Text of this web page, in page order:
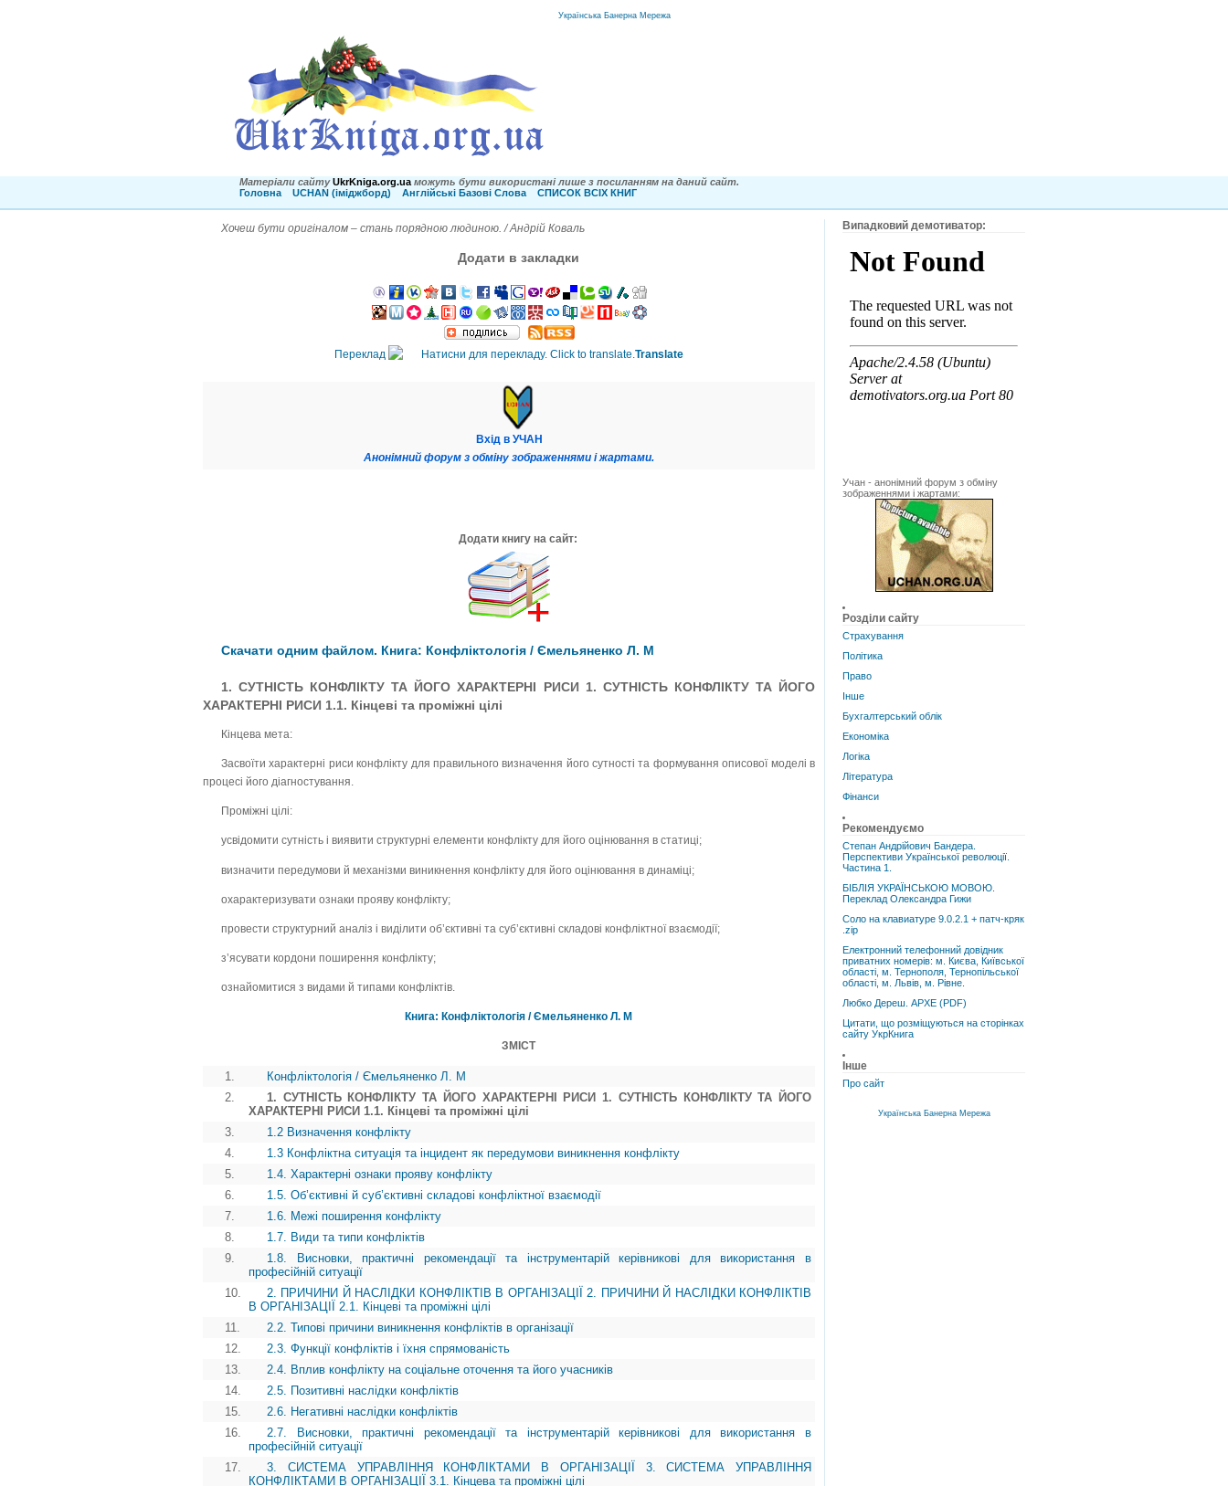
Українська Банерна Мережа
Матеріали сайту UkrKniga.org.ua можуть бути використані лише з посиланням на даний сайт.
Головна
UCHAN (іміджборд) Англійські Базові Слова СПИСОК ВСІХ КНИГ
Хочеш бути оригіналом – стань порядною людиною. / Андрій Коваль
Додати в закладки
Переклад Translate
Вхід в УЧАН
Анонімний форум з обміну зображеннями і жартами.
Додати книгу на сайт:
Скачати одним файлом. Книга: Конфліктологія / Ємельяненко Л. М
1. СУТНІСТЬ КОНФЛІКТУ ТА ЙОГО ХАРАКТЕРНІ РИСИ 1. СУТНІСТЬ КОНФЛІКТУ ТА ЙОГО
ХАРАКТЕРНІ РИСИ 1.1. Кінцеві та проміжні цілі
Кінцева мета:
Засвоїти характерні риси конфлікту для правильного визначення його сутності та формування описової моделі в
процесі його діагностування.
Проміжні цілі:
усвідомити сутність і виявити структурні елементи конфлікту для його оцінювання в статиці;
визначити передумови й механізми виникнення конфлікту для його оцінювання в динаміці;
охарактеризувати ознаки прояву конфлікту;
провести структурний аналіз і виділити об’єктивні та суб’єктивні складові конфліктної взаємодії;
з’ясувати кордони поширення конфлікту;
ознайомитися з видами й типами конфліктів.
Книга: Конфліктологія / Ємельяненко Л. М
ЗМІСТ
1.
Конфліктологія / Ємельяненко Л. М
2.
1. СУТНІСТЬ КОНФЛІКТУ ТА ЙОГО ХАРАКТЕРНІ РИСИ 1. СУТНІСТЬ КОНФЛІКТУ ТА ЙОГО
ХАРАКТЕРНІ РИСИ 1.1. Кінцеві та проміжні цілі
3.
1.2 Визначення конфлікту
4.
1.3 Конфліктна ситуація та інцидент як передумови виникнення конфлікту
5.
1.4. Характерні ознаки прояву конфлікту
6.
1.5. Об’єктивні й суб’єктивні складові конфліктної взаємодії
7.
1.6. Межі поширення конфлікту
8.
1.7. Види та типи конфліктів
9.
1.8. Висновки, практичні рекомендації та інструментарій керівникові для використання в
професійній ситуації
10.
2. ПРИЧИНИ Й НАСЛІДКИ КОНФЛІКТІВ В ОРГАНІЗАЦІЇ 2. ПРИЧИНИ Й НАСЛІДКИ КОНФЛІКТІВ
В ОРГАНІЗАЦІЇ 2.1. Кінцеві та проміжні цілі
11.
2.2. Типові причини виникнення конфліктів в організації
12.
2.3. Функції конфліктів і їхня спрямованість
13.
2.4. Вплив конфлікту на соціальне оточення та його учасників
14.
2.5. Позитивні наслідки конфліктів
15.
2.6. Негативні наслідки конфліктів
16.
2.7. Висновки, практичні рекомендації та інструментарій керівникові для використання в
професійній ситуації
17.
3. СИСТЕМА УПРАВЛІННЯ КОНФЛІКТАМИ В ОРГАНІЗАЦІЇ 3. СИСТЕМА УПРАВЛІННЯ
КОНФЛІКТАМИ В ОРГАНІЗАЦІЇ 3.1. Кінцева та проміжні цілі
Випадковий демотиватор:
Учан - анонімний форум з обміну
зображеннями і жартами:
Розділи сайту
Страхування
Політика
Право
Інше
Бухгалтерський облік
Економіка
Логіка
Література
Фінанси
Рекомендуємо
Степан Андрійович Бандера.
Перспективи Української революції.
Частина 1.
БІБЛІЯ УКРАЇНСЬКОЮ МОВОЮ.
Переклад Олександра Гижи
Соло на клавиатуре 9.0.2.1 + патч-кряк
.zip
Електронний телефонний довідник
приватних номерів: м. Києва, Київської
області, м. Тернополя, Тернопільської
області, м. Львів, м. Рівне.
Любко Дереш. АРХЕ (PDF)
Цитати, що розміщуються на сторінках
сайту УкрКнига
Інше
Про сайт
Українська Банерна Мережа